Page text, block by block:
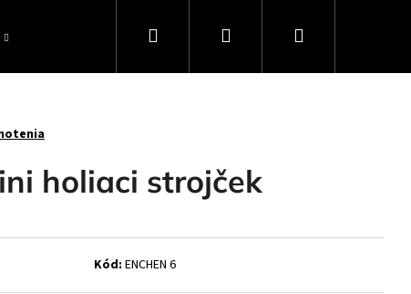
Zdravie a krása
Hľadať PrihlásenieNákupný
holiaci strojček
Kód: ENCHEN 6